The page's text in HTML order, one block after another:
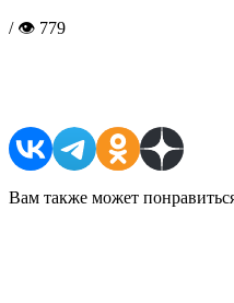
/ 👁 779
Вам также может